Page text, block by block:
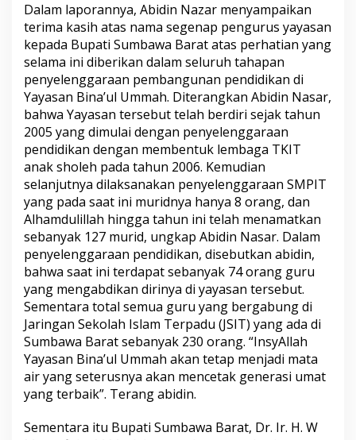
Dalam laporannya, Abidin Nazar menyampaikan
terima kasih atas nama segenap pengurus yayasan
kepada Bupati Sumbawa Barat atas perhatian yang
selama ini diberikan dalam seluruh tahapan
penyelenggaraan pembangunan pendidikan di
Yayasan Bina’ul Ummah. Diterangkan Abidin Nasar,
bahwa Yayasan tersebut telah berdiri sejak tahun
2005 yang dimulai dengan penyelenggaraan
pendidikan dengan membentuk lembaga TKIT
anak sholeh pada tahun 2006. Kemudian
selanjutnya dilaksanakan penyelenggaraan SMPIT
yang pada saat ini muridnya hanya 8 orang, dan
Alhamdulillah hingga tahun ini telah menamatkan
sebanyak 127 murid, ungkap Abidin Nasar. Dalam
penyelenggaraan pendidikan, disebutkan abidin,
bahwa saat ini terdapat sebanyak 74 orang guru
yang mengabdikan dirinya di yayasan tersebut.
Sementara total semua guru yang bergabung di
Jaringan Sekolah Islam Terpadu (JSIT) yang ada di
Sumbawa Barat sebanyak 230 orang. “InsyAllah
Yayasan Bina’ul Ummah akan tetap menjadi mata
air yang seterusnya akan mencetak generasi umat
yang terbaik”. Terang abidin.
Sementara itu Bupati Sumbawa Barat, Dr. Ir. H. W